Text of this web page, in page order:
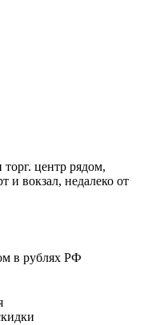
центр рядом,
и вокзал, недалеко от
в рублях РФ